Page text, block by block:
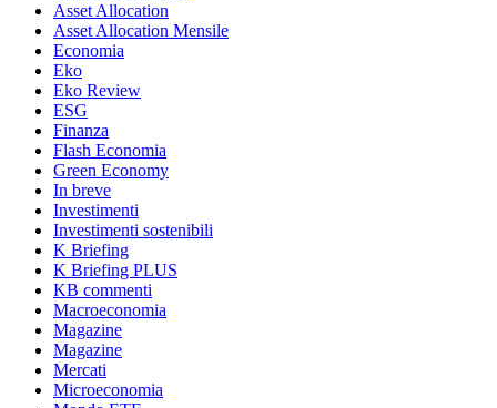
Asset Allocation
Asset Allocation Mensile
Economia
Eko
Eko Review
ESG
Finanza
Flash Economia
Green Economy
In breve
Investimenti
Investimenti sostenibili
K Briefing
K Briefing PLUS
KB commenti
Macroeconomia
Magazine
Magazine
Mercati
Microeconomia